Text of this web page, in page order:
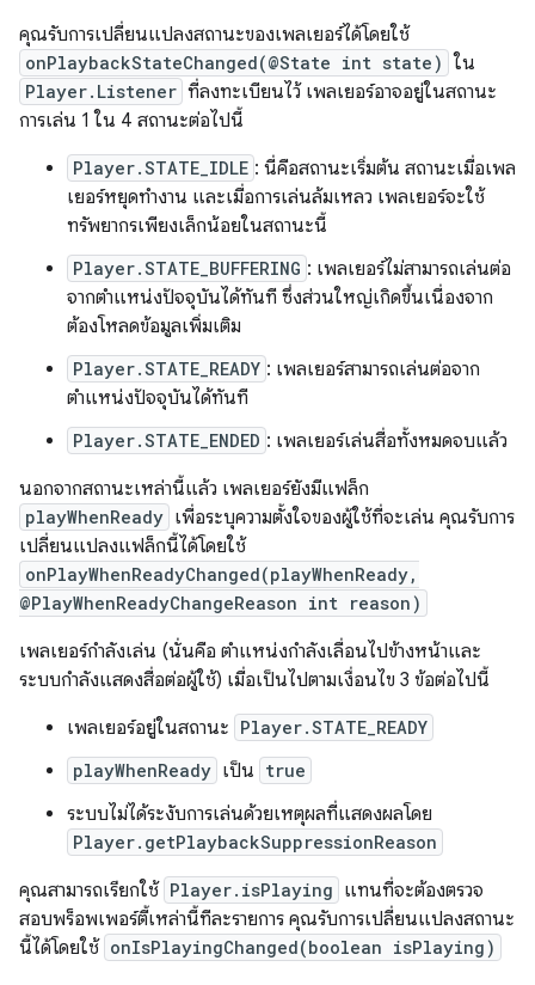
คุณรับการเปลี่ยนแปลงสถานะของเพลเยอร์ได้โดยใช้
onPlaybackStateChanged(@State int state) ใน
Player.Listener ที่ลงทะเบียนไว้ เพลเยอร์อาจอยู่ในสถานะ
การเล่น 1 ใน 4 สถานะต่อไปนี้
Player.STATE_IDLE : นี่คือสถานะเริ่มต้น สถานะเมื่อเพล
เยอร์หยุดทำงาน และเมื่อการเล่นล้มเหลว เพลเยอร์จะใช้
ทรัพยากรเพียงเล็กน้อยในสถานะนี้
Player.STATE_BUFFERING : เพลเยอร์ไม่สามารถเล่นต่อ
จากตำแหน่งปัจจุบันได้ทันที ซึ่งส่วนใหญ่เกิดขึ้นเนื่องจาก
ต้องโหลดข้อมูลเพิ่มเติม
Player.STATE_READY : เพลเยอร์สามารถเล่นต่อจาก
ตำแหน่งปัจจุบันได้ทันที
Player.STATE_ENDED : เพลเยอร์เล่นสื่อทั้งหมดจบแล้ว
นอกจากสถานะเหล่านี้แล้ว เพลเยอร์ยังมีแฟล็ก
playWhenReady เพื่อระบุความตั้งใจของผู้ใช้ที่จะเล่น คุณรับการ
เปลี่ยนแปลงแฟล็กนี้ได้โดยใช้
onPlayWhenReadyChanged(playWhenReady,
@PlayWhenReadyChangeReason int reason)
เพลเยอร์กำลังเล่น (นั่นคือ ตำแหน่งกำลังเลื่อนไปข้างหน้าและ
ระบบกำลังแสดงสื่อต่อผู้ใช้) เมื่อเป็นไปตามเงื่อนไข 3 ข้อต่อไปนี้
เพลเยอร์อยู่ในสถานะ Player.STATE_READY
playWhenReady เป็น true
ระบบไม่ได้ระงับการเล่นด้วยเหตุผลที่แสดงผลโดย
Player.getPlaybackSuppressionReason
คุณสามารถเรียกใช้ Player.isPlaying แทนที่จะต้องตรวจ
สอบพร็อพเพอร์ตี้เหล่านี้ทีละรายการ คุณรับการเปลี่ยนแปลงสถานะ
นี้ได้โดยใช้ onIsPlayingChanged(boolean isPlaying)